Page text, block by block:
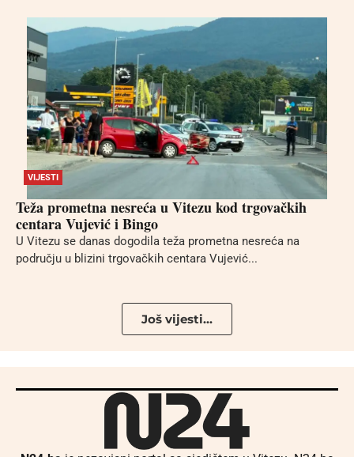
VIJESTI
Teža prometna nesreća u Vitezu kod trgovačkih
centara Vujević i Bingo
U Vitezu se danas dogodila teža prometna nesreća na
području u blizini trgovačkih centara Vujević...
Još vijesti...